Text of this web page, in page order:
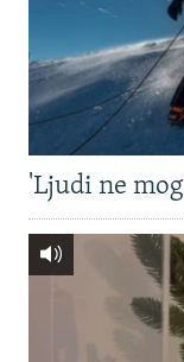
'Ljudi ne